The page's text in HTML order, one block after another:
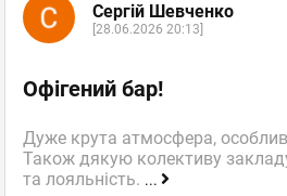
Сергій Шевченко
[28.06.2026 20:13]
Офігений бар!
Дуже крута атмосфера,
Також дякую колективу
та лояльність. ...